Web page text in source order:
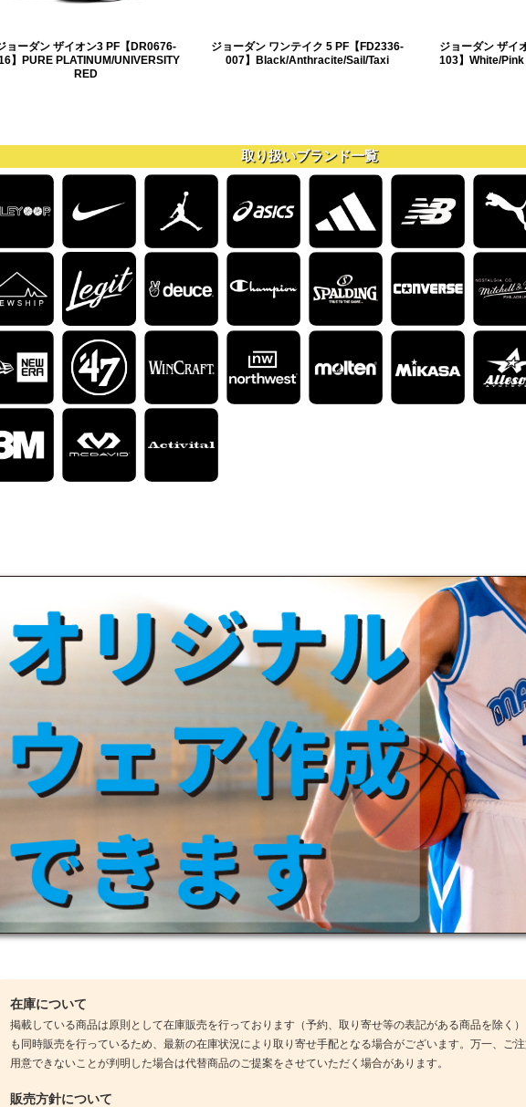
ョーダン ザイオン3 PF【DR0676-
】PURE PLATINUM/UNIVERSITY
RED
ジョーダン ワンテイク 5 PF【FD2336-
007】Black/Anthracite/Sail/Taxi
ジョーダン ザイ
103】White/
取り扱いブランド一覧
在庫について
掲載している商品は原則として在庫販売を行っております（予約、取り寄せ等の表記がある商品を除く
も同時販売を行っているため、最新の在庫状況により取り寄せ手配となる場合がございます。万一、ご
用意できないことが判明した場合は代替商品のご提案をさせていただく場合があります。
販売方針について